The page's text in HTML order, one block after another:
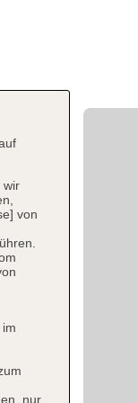
wir
von
nur